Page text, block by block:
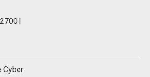
Cyber